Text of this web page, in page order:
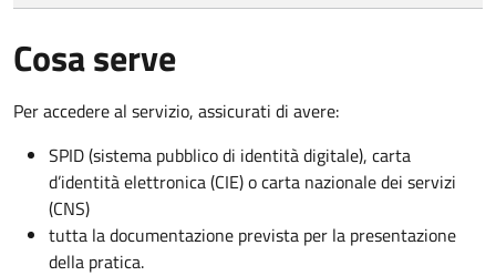
Cosa serve
Per accedere al servizio, assicurati di avere:
SPID (sistema pubblico di identità digitale), carta
d’identità elettronica (CIE) o carta nazionale dei servizi
(CNS)
tutta la documentazione prevista per la presentazione
della pratica.